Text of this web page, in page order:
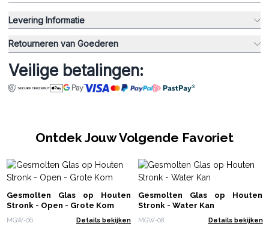
Levering Informatie
Retourneren van Goederen
Veilige betalingen:
Ontdek Jouw Volgende Favoriet
Gesmolten Glas op Houten
Stronk - Open - Grote Kom
MGW-06 Details bekijken
Gesmolten Glas op Houten
Stronk - Water Kan
MGW-08 Details bekijken